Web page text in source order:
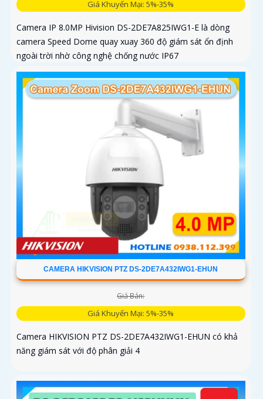
Giá Khuyến Mại: 5%-35%
Camera IP 8.0MP Hivision DS-2DE7A825IWG1-E là dòng
camera Speed Dome quay xuay 360 độ giám sát ổn định
ngoài trời nhờ công nghệ chống nước IP67
CAMERA HIKVISION PTZ DS-2DE7A432IWG1-EHUN
Giá Bán:
Giá Khuyến Mại: 5%-35%
Camera HIKVISION PTZ DS-2DE7A432IWG1-EHUN có khả
năng giám sát với độ phân giải 4